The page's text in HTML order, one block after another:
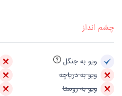
چشم انداز
ویو به جنگل
ویو به دریاچه
ویو به روستا